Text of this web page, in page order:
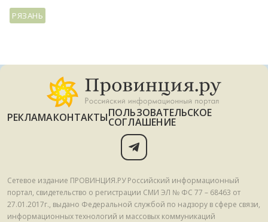
РЯЗАНЬ
РЕКЛАМАКОНТАКТЫПОЛЬЗОВАТЕЛЬСКОЕ
СОГЛАШЕНИЕ
Сетевое издание ПРОВИНЦИЯ.РУ Российский информационный
портал, свидетельство о регистрации СМИ ЭЛ № ФС 77 – 68463 от
27.01.2017г., выдано Федеральной службой по надзору в сфере связи,
информационных технологий и массовых коммуникаций